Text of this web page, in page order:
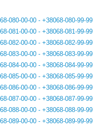
080-00-00 - +38068-080-99-99
081-00-00 - +38068-081-99-99
082-00-00 - +38068-082-99-99
083-00-00 - +38068-083-99-99
084-00-00 - +38068-084-99-99
085-00-00 - +38068-085-99-99
086-00-00 - +38068-086-99-99
087-00-00 - +38068-087-99-99
088-00-00 - +38068-088-99-99
089-00-00 - +38068-089-99-99